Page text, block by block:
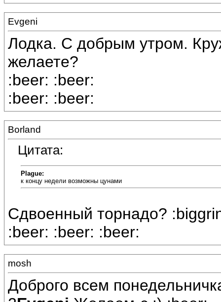
Evgeni
Лодка. С добрым утром.
желаете?
:beer: :beer:
:beer: :beer:
Borland
Цитата:
Plague:
к концу недели возможны цунами
Сдвоенный торнадо?
:beer: :beer: :beer:
mosh
Доброго всем